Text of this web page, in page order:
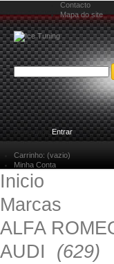
Contacto
Mapa do site
Bem-vindoEntrar
Carrinho: (vazio)
Minha Conta
Inicio
Marcas
ALFA
AUDI (629)